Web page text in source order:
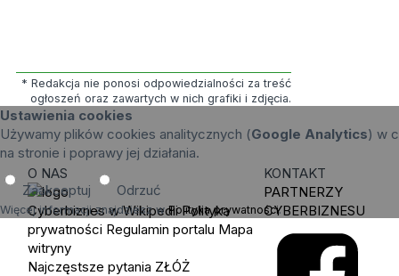
* Redakcja nie ponosi odpowiedzialności za treść
ogłoszeń oraz zawartych w nich grafiki i zdjęcia.
Ustawienia cookies
Używamy plików cookies analitycznych (Google Analytics) w
na stronie i poprawy jej działania.
Zaakceptuj Odrzuć
Więcej informacji znajdziesz wPolityka prywatności.
O NAS
Cyberbiznes w Wikipedii Polityka
prywatności Regulamin portalu Mapa
witryny
Najczęstsze pytania ZŁÓŻ
KONTAKT
PARTNERZY
CYBERBIZNESU